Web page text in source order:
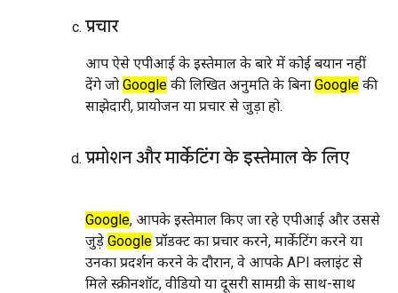
प्रचार
आप ऐसे एपीआई के इस्तेमाल के बारे में कोई बयान नहीं
देंगे जो Google की लिखित अनुमति के बिना Google की
साझेदारी, प्रायोजन या प्रचार से जुड़ा हो.
प्रमोशन और मार्केटिंग के इस्तेमाल के लिए
Google, आपके इस्तेमाल किए जा रहे एपीआई और उससे
जुड़े Google प्रॉडक्ट का प्रचार करने, मार्केटिंग करने या
उनका प्रदर्शन करने के दौरान, वे आपके API क्लाइंट से
मिले स्क्रीनशॉट, वीडियो या दूसरी सामग्री के साथ-साथ